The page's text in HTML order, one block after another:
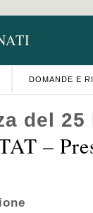
DOMANDE E
del 25
–